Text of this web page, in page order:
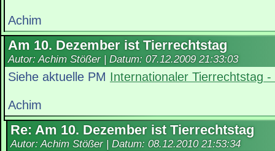
Achim
Am 10. Dezember ist Tierrechtstag
Autor: Achim Stößer | Datum: 07.12.2009 21:33:03
Siehe aktuelle PM Internationaler Tierrechtstag
Achim
Re: Am 10. Dezember ist Tierrechtstag
Autor: Achim Stößer | Datum: 08.12.2010 21:53:34